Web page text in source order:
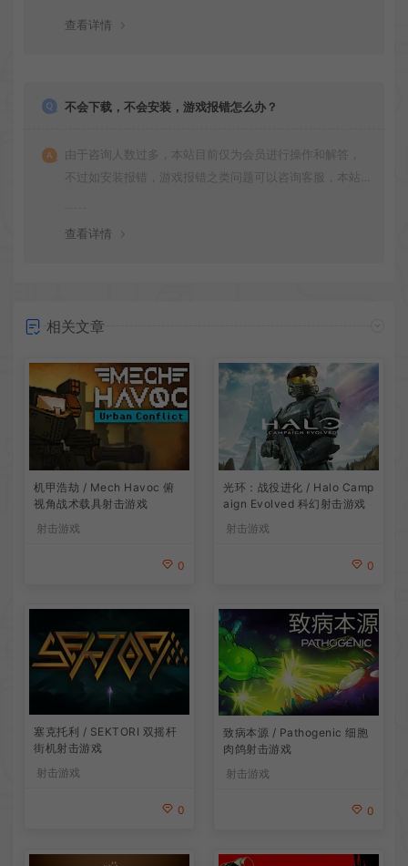
查看详情
不会下载，不会安装，游戏报错怎么办？
由于咨询人数过多，本站目前仅为会员进行操作和解答，
不过如安装报错，游戏报错之类问题可以咨询客服，本站
查看详情
相关文章
机甲浩劫 / Mech Havoc 俯
视角战术载具射击游戏
射击游戏
0
光环：战役进化 / Halo Camp
aign Evolved 科幻射击游戏
射击游戏
0
塞克托利 / SEKTORI 双摇杆
街机射击游戏
射击游戏
0
致病本源 / Pathogenic 细胞
肉鸽射击游戏
射击游戏
0